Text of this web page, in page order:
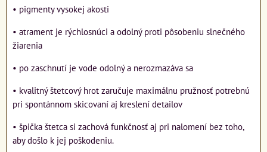
• pigmenty vysokej akosti
• atrament je rýchlosnúci a odolný proti pôsobeniu slnečného
žiarenia
• po zaschnutí je vode odolný a nerozmazáva sa
• kvalitný štetcový hrot zaručuje maximálnu pružnosť potrebnú
pri spontánnom skicovaní aj kreslení detailov
• špička štetca si zachová funkčnosť aj pri nalomení bez toho,
aby došlo k jej poškodeniu.